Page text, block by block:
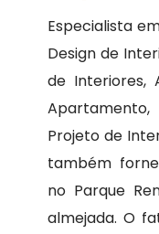
Especialista
Design de
de Interiores,
Projeto de
também
no Parque
almejada. O